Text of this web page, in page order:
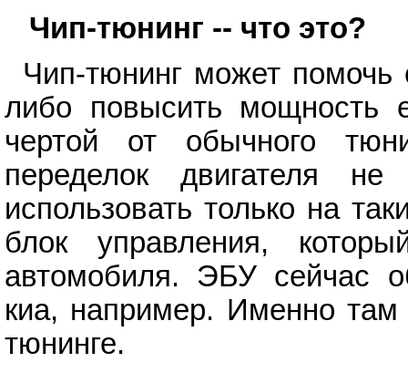
Чип-тюнинг -- что это?
Чип-тюнинг может помочь
либо повысить мощность
чертой от обычного
переделок двигателя
использовать только на
блок управления,
автомобиля. ЭБУ сейчас
киа, например. Именно там
тюнинге.